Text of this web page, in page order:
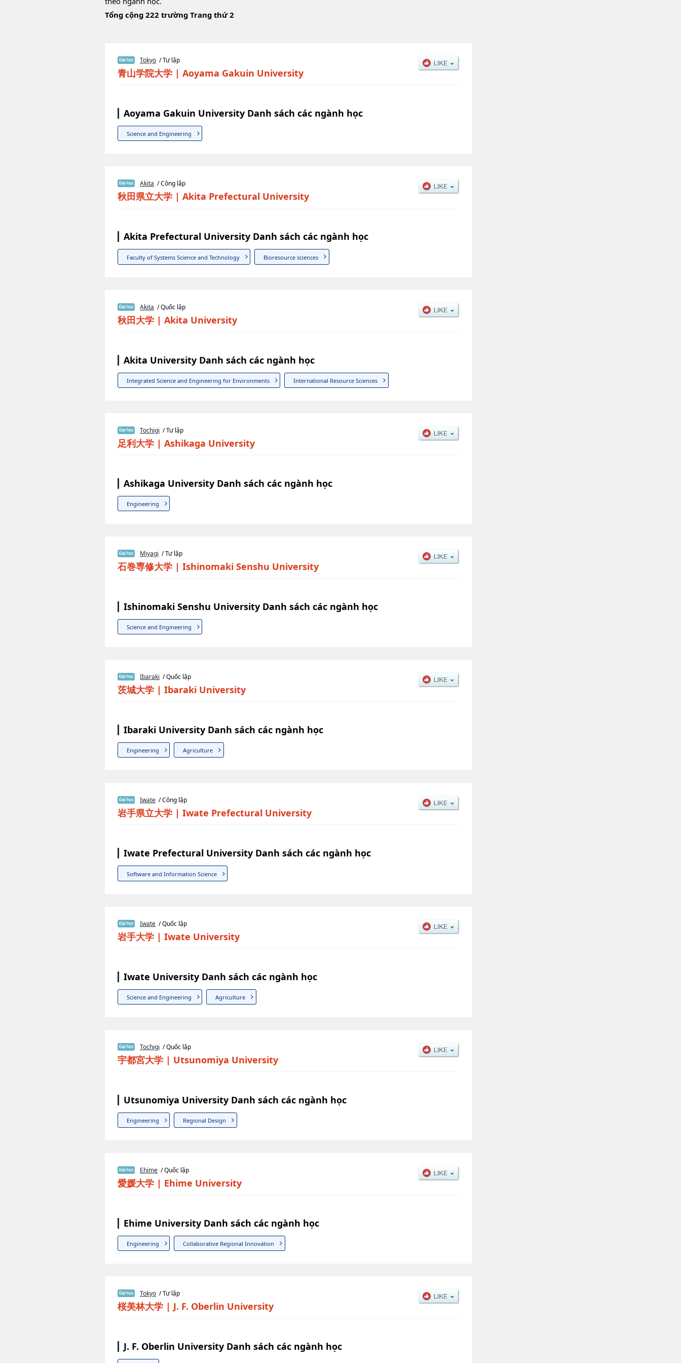
Tổng cộng 222 trường Trang thứ 2
Tokyo / Tư lập
青山学院大学 | Aoyama Gakuin University
Aoyama Gakuin University Danh sách các ngành học
Science and Engineering
Akita / Công lập
秋田県立大学 | Akita Prefectural University
Akita Prefectural University Danh sách các ngành học
Faculty of Systems Science and Technology Bioresource sciences
Akita / Quốc lập
秋田大学 | Akita University
Akita University Danh sách các ngành học
Integrated Science and Engineering for Environments International Resource Sciences
Tochigi / Tư lập
足利大学 | Ashikaga University
Ashikaga University Danh sách các ngành học
Engineering
Miyagi / Tư lập
石巻専修大学 | Ishinomaki Senshu University
Ishinomaki Senshu University Danh sách các ngành học
Science and Engineering
Ibaraki / Quốc lập
茨城大学 | Ibaraki University
Ibaraki University Danh sách các ngành học
Engineering Agriculture
Iwate / Công lập
岩手県立大学 | Iwate Prefectural University
Iwate Prefectural University Danh sách các ngành học
Software and Information Science
Iwate / Quốc lập
岩手大学 | Iwate University
Iwate University Danh sách các ngành học
Science and Engineering Agriculture
Tochigi / Quốc lập
宇都宮大学 | Utsunomiya University
Utsunomiya University Danh sách các ngành học
Engineering Regional Design
Ehime / Quốc lập
愛媛大学 | Ehime University
Ehime University Danh sách các ngành học
Engineering Collaborative Regional Innovation
Tokyo / Tư lập
桜美林大学 | J. F. Oberlin University
J. F. Oberlin University Danh sách các ngành học